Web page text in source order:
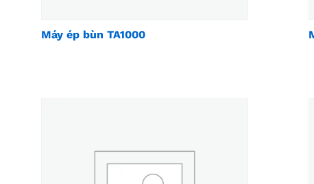
Máy ép bùn TA1000